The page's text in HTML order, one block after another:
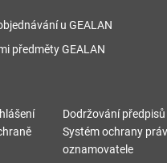
u GEALAN
předměty GEALAN
Dodržování
Systém ochrany
oznamovatele